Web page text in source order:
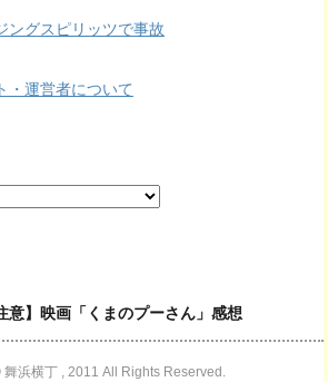
ングスピリッツで事故
・運営者について
意】映画「くまのプーさん」感想
浜横丁 , 2011 All Rights Reserved.